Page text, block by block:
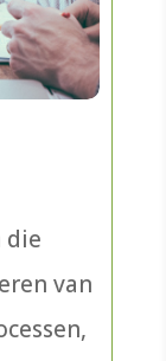
die
van